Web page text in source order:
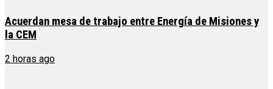
Acuerdan mesa de trabajo entre Energía de Misiones y
la CEM
2 horas ago